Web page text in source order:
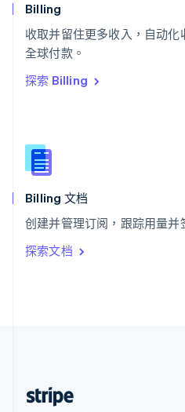
Billing
收取并留住更多收入，自动
全球付款。
探索 Billing
Billing 文档
创建并管理订阅，跟踪用量并
探索文档
泰国
ไทยEnglish
希腊
English
西班牙
新西兰
English
匈牙利
English
ItalianoEnglish
印度
English